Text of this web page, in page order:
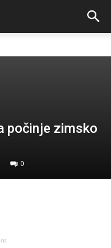
počinje zimsko
0